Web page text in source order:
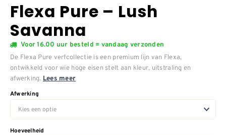
Flexa Pure – Lush
Savanna
Voor 16.00 uur besteld = vandaag verzonden
De Flexa Pure verfcollectie is een premium lijn van Flexa,
ontwikkeld voor wie hoge eisen stelt aan kleur, uitstraling en
afwerking. Lees meer
Afwerking
Hoeveelheid